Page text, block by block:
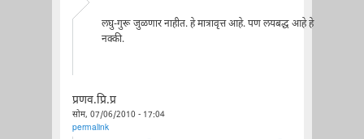
लघु-गुरू जुळणार नाहीत. हे मात्रावृत्त आहे. पण लयबद्ध आहे हे
नक्की.
प्रणव.प्रि.प्र
सोम, 07/06/2010 - 17:04
permalink